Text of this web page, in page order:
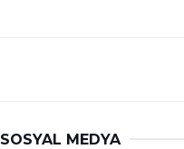
SOSYAL MEDYA